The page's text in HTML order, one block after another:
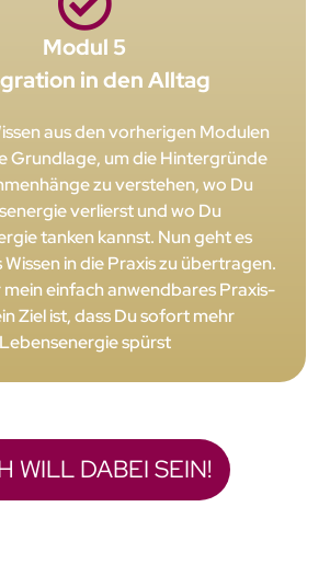
Modul 5
in den Alltag
aus den vorherigen Modulen
Grundlage, um die Hintergründe
zu verstehen, wo Du
verlierst und wo Du
tanken kannst. Nun geht es
in die Praxis zu übertragen.
einfach anwendbares Praxis-
Ziel ist, dass Du sofort mehr
Lebensenergie spürst
WILL DABEI SEIN!